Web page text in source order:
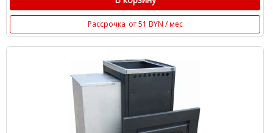
Рассрочка от 51 BYN / мес